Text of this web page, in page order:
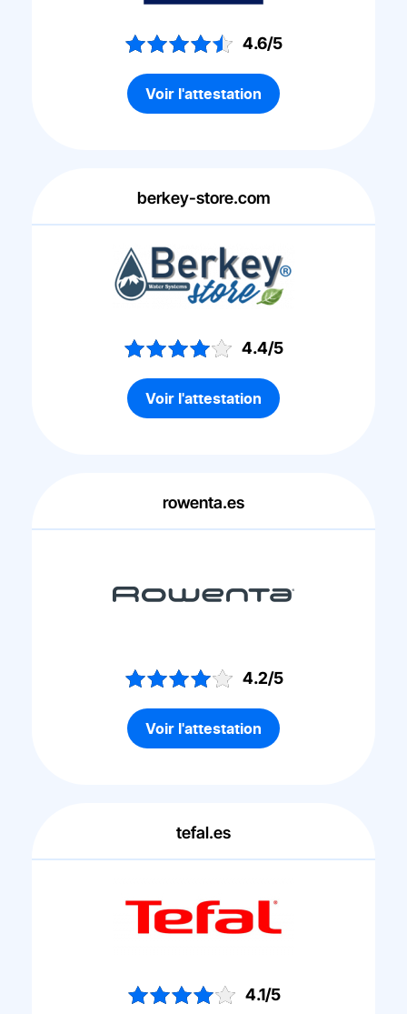
4.6/5
Voir l'attestation
berkey-store.com
4.4/5
Voir l'attestation
rowenta.es
4.2/5
Voir l'attestation
tefal.es
4.1/5